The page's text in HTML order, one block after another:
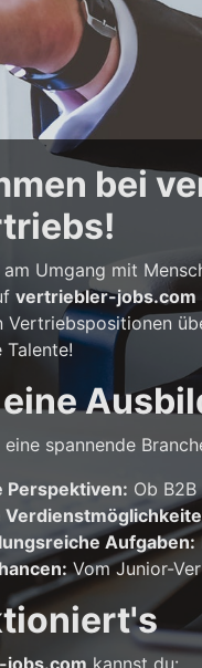
bei
am Umgang mit
vertriebler-jobs.com
Vertriebspositionen
spannende
Perspektiven: Ob
Aufgaben:
Vom Junior-